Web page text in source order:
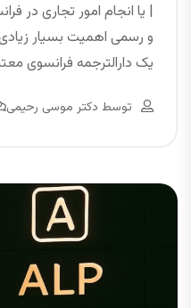
| یا انجام امور تجاری در
و رسمی اهمیت بسیار
یک دارالترجمه فرانسوی
توسط دکتر موسی رحیمی